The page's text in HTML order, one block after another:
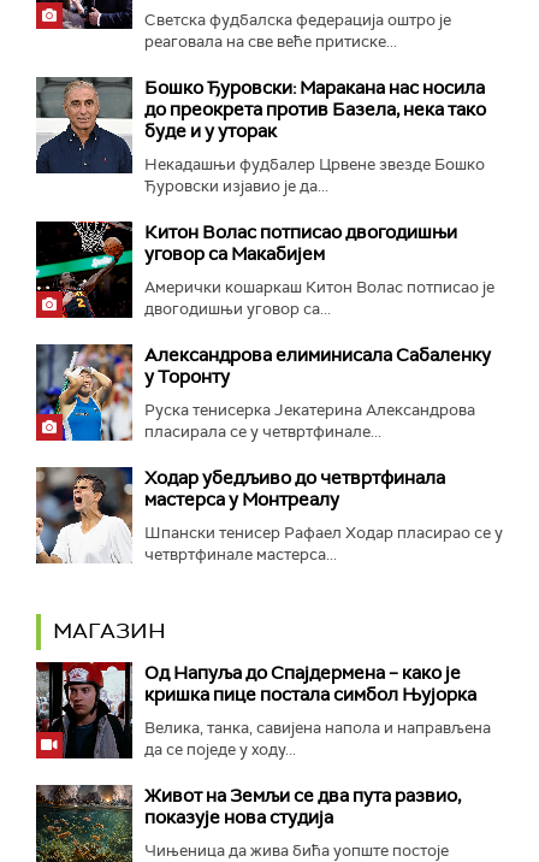
Светска фудбалска федерација оштро је
реаговала на све веће притиске...
Бошко Ђуровски: Маракана нас носила
до преокрета против Базела, нека тако
буде и у уторак
Некадашњи фудбалер Црвене звезде Бошко
Ђуровски изјавио је да...
Китон Волас потписао двогодишњи
уговор са Макабијем
Амерички кошаркаш Китон Волас потписао је
двогодишњи уговор са...
Александрова елиминисала Сабаленку
у Торонту
Руска тенисерка Јекатерина Александрова
пласирала се у четвртфинале...
Ходар убедљиво до четвртфинала
мастерса у Монтреалу
Шпански тенисер Рафаел Ходар пласирао се у
четвртфинале мастерса...
МАГАЗИН
Од Напуља до Спајдермена – како је
кришка пице постала симбол Њујорка
Велика, танка, савијена напола и направљена
да се поједе у ходу...
Живот на Земљи се два пута развио,
показује нова студија
Чињеница да жива бића уопште постоје